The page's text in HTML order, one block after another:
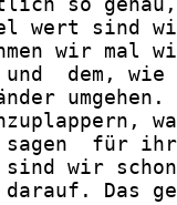
wert sind
wir mal
dem,
für
wir
Das